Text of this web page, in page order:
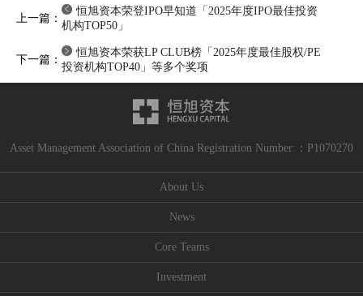
n
e
h
e
t
;
i
h
e
e
:
w
d
:
上一篇：
恒旭资本荣登IPO早知道「2025年度IPO最佳投资
机构TOP50」
下一篇：
恒旭资本荣获LP CLUB榜「2025年度最佳股权/PE
投资机构TOP40」等多个奖项
Asset Management Association of China Registration Number:：P1070270
About Us
News
Core Teams
Investment